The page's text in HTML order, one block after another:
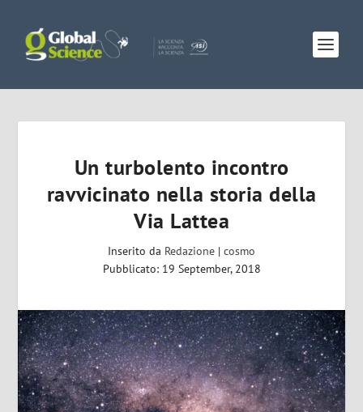
Un turbolento incontro
ravvicinato nella storia della
Via Lattea
Inserito da Redazione | cosmo
Pubblicato: 19 September, 2018